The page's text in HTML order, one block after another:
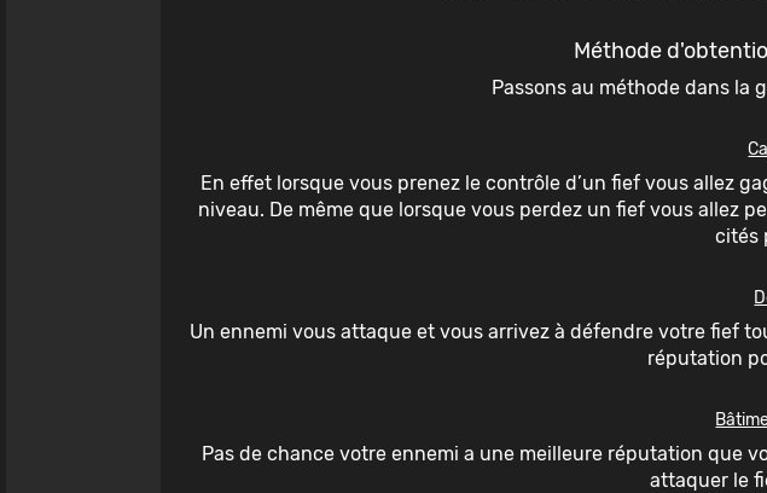
Méthode
Passons au méthode dans la
En effet lorsque vous prenez le contrôle d’un fief vous allez
niveau. De même que lorsque vous perdez un fief vous allez
cités
Un ennemi vous attaque et vous arrivez à défendre votre fief
réputation
Pas de chance votre ennemi a une meilleure réputation que
attaquer le